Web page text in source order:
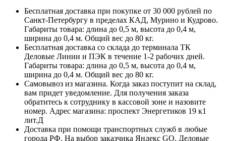
Бесплатная доставка при покупке от 30 000 рублей по
Санкт-Петербургу в пределах КАД, Мурино и Кудрово.
Габариты товара: длина до 0,5 м, высота до 0,4 м,
ширина до 0,4 м. Общий вес до 80 кг.
Бесплатная доставка со склада до терминала ТК
Деловые Линии и ПЭК в течение 1-2 рабочих дней.
Габариты товара: длина до 0,5 м, высота до 0,4 м,
ширина до 0,4 м. Общий вес до 80 кг.
Самовывоз из магазина. Когда заказ поступит на склад,
вам придет уведомление. Для получения заказа
обратитесь к сотруднику в кассовой зоне и назовите
номер. Адрес магазина: проспект Энергетиков 19 к1
лит.Д
Доставка при помощи транспортных служб в любые
города РФ. На выбор заказчика Яндекс GO, Деловые